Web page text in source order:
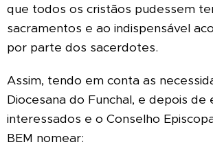
que todos os cristãos pudessem
sacramentos e ao indispensável
por parte dos sacerdotes.
Assim, tendo em conta as
Diocesana do Funchal, e depois de
interessados e o Conselho
BEM nomear: